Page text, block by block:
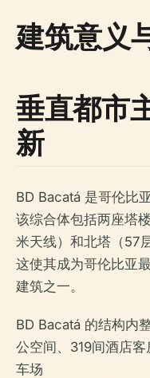
建筑意义
垂直都市
新
BD Bacatá 是哥伦比
该综合体包括两座塔
米天线）和北塔（57
这使其成为哥伦比亚
建筑之一。
BD Bacatá 的结构内
公空间、319间酒店
车场